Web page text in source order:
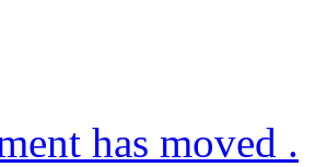
has moved .